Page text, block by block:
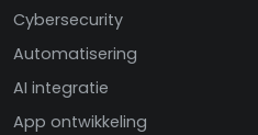
Cybersecurity
Automatisering
AI integratie
App ontwikkeling